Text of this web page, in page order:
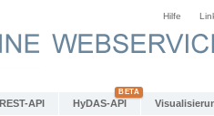
Hilfe
REST-API HyDAS-API